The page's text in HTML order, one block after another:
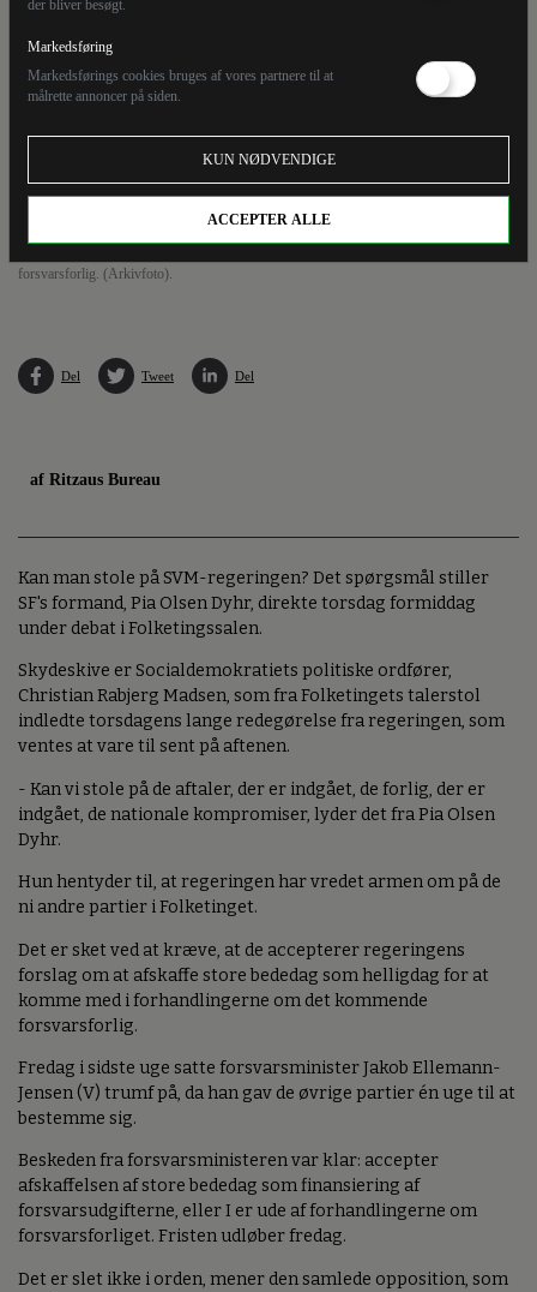
der bliver besøgt.
Markedsføring
Markedsførings cookies bruges af vores partnere til at
målrette annoncer på siden.
KUN NØDVENDIGE
ACCEPTER ALLE
forsvarsforlig. (Arkivfoto).
Del Tweet Del
af Ritzaus Bureau
Kan man stole på SVM-regeringen? Det spørgsmål stiller
SF's formand, Pia Olsen Dyhr, direkte torsdag formiddag
under debat i Folketingssalen.
Skydeskive er Socialdemokratiets politiske ordfører,
Christian Rabjerg Madsen, som fra Folketingets talerstol
indledte torsdagens lange redegørelse fra regeringen, som
ventes at vare til sent på aftenen.
- Kan vi stole på de aftaler, der er indgået, de forlig, der er
indgået, de nationale kompromiser, lyder det fra Pia Olsen
Dyhr.
Hun hentyder til, at regeringen har vredet armen om på de
ni andre partier i Folketinget.
Det er sket ved at kræve, at de accepterer regeringens
forslag om at afskaffe store bededag som helligdag for at
komme med i forhandlingerne om det kommende
forsvarsforlig.
Fredag i sidste uge satte forsvarsminister Jakob Ellemann-
Jensen (V) trumf på, da han gav de øvrige partier én uge til at
bestemme sig.
Beskeden fra forsvarsministeren var klar: accepter
afskaffelsen af store bededag som finansiering af
forsvarsudgifterne, eller I er ude af forhandlingerne om
forsvarsforliget. Fristen udløber fredag.
Det er slet ikke i orden, mener den samlede opposition, som